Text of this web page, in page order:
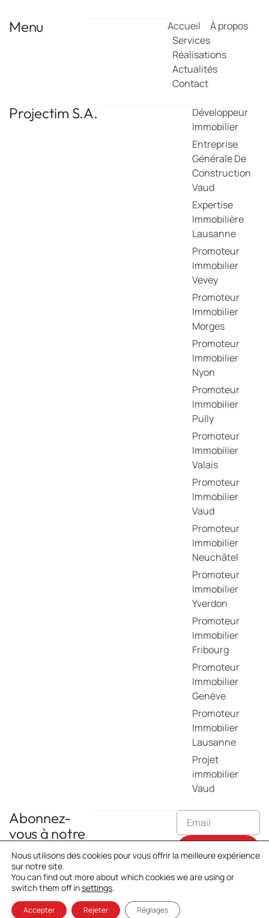
Menu Accueil
À propos
Services
Réalisations
Actualités
Contact
Projectim S.A.
Développeur
Immobilier
Entreprise
Générale De
Construction
Vaud
Expertise
Immobilière
Lausanne
Promoteur
Immobilier
Vevey
Promoteur
Immobilier
Morges
Promoteur
Immobilier
Nyon
Promoteur
Immobilier
Pully
Promoteur
Immobilier
Valais
Promoteur
Immobilier
Vaud
Promoteur
Immobilier
Neuchâtel
Promoteur
Immobilier
Yverdon
Promoteur
Immobilier
Fribourg
Promoteur
Immobilier
Genève
Promoteur
Immobilier
Lausanne
Projet
immobilier
Vaud
Abonnez-
vous à notre
Newsletter
Envoyer
© 2026 Projectim Sa.
Protection des données
Créé par:
Nous utilisons des cookies pour vous offrir la meilleure expérience
sur notre site.
You can find out more about which cookies we are using or
switch them off insettings.
Accepter Rejeter Réglages